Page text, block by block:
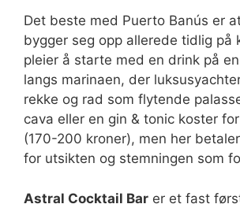
Det beste med Puerto Banús er
bygger seg opp allerede tidlig på
pleier å starte med en drink på
langs marinaen, der
rekke og rad som flytende
cava eller en gin & tonic koster
(170-200 kroner), men her
for utsikten og stemningen som
Astral Cocktail Bar er et fast